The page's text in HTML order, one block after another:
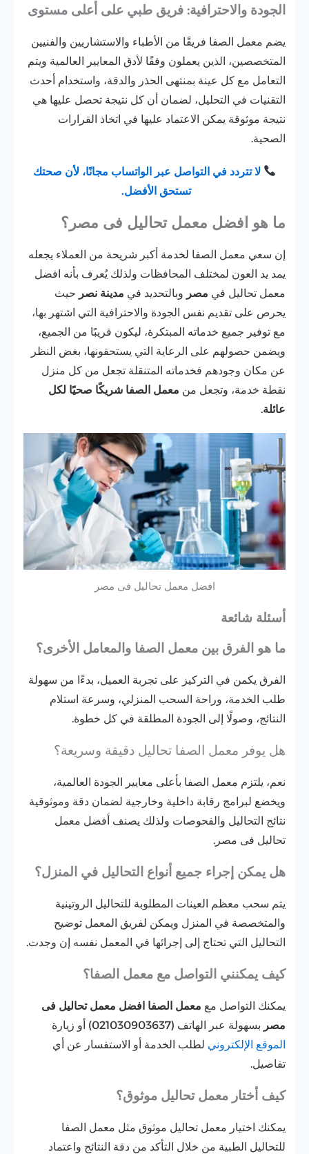
الجودة والاحترافية: فريق طبي على أعلى مستوى
يضم معمل الصفا فريقًا من الأطباء والاستشاريين والفنيين
المتخصصين، الذين يعملون وفقًا لأدق المعايير العالمية ويتم
التعامل مع كل عينة بمنتهى الحذر والدقة، واستخدام أحدث
التقنيات في التحليل، لضمان أن كل نتيجة تحصل عليها هي
نتيجة موثوقة يمكن الاعتماد عليها في اتخاذ القرارات
الصحية.
لا تتردد في التواصل عبر الواتساب مجانًا، لأن صحتك
تستحق الأفضل.
ما هو افضل معمل تحاليل فى مصر؟
إن سعي معمل الصفا لخدمة أكبر شريحة من العملاء يجعله
يمد يد العون لمختلف المحافظات ولذلك يُعرف بأنه افضل
معمل تحاليل في مصر وبالتحديد في مدينة نصر حيث
يحرص على تقديم نفس الجودة والاحترافية التي اشتهر بها،
مع توفير جميع خدماته المبتكرة، ليكون قريبًا من الجميع،
ويضمن حصولهم على الرعاية التي يستحقونها، بغض النظر
عن مكان وجودهم فخدماته المتنقلة تجعل من كل منزل
نقطة خدمة، وتجعل من معمل الصفا شريكًا صحيًا لكل
عائلة.
افضل معمل تحاليل فى مصر
أسئلة شائعة
ما هو الفرق بين معمل الصفا والمعامل الأخرى؟
الفرق يكمن في التركيز على تجربة العميل، بدءًا من سهولة
طلب الخدمة، وراحة السحب المنزلي، وسرعة استلام
النتائج، وصولًا إلى الجودة المطلقة في كل خطوة.
هل يوفر معمل الصفا تحاليل دقيقة وسريعة؟
نعم، يلتزم معمل الصفا بأعلى معايير الجودة العالمية،
ويخضع لبرامج رقابة داخلية وخارجية لضمان دقة وموثوقية
نتائج التحاليل والفحوصات ولذلك يصنف أفضل معمل
تحاليل فى مصر.
هل يمكن إجراء جميع أنواع التحاليل في المنزل؟
يتم سحب معظم العينات المطلوبة للتحاليل الروتينية
والمتخصصة في المنزل ويمكن لفريق المعمل توضيح
التحاليل التي تحتاج إلى إجرائها في المعمل نفسه إن وجدت.
كيف يمكنني التواصل مع معمل الصفا؟
يمكنك التواصل مع معمل الصفا افضل معمل تحاليل فى
مصر بسهولة عبر الهاتف (021030903637‎‏) أو زيارة
الموقع الإلكتروني لطلب الخدمة أو الاستفسار عن أي
تفاصيل.
كيف أختار معمل تحاليل موثوق؟
يمكنك اختيار معمل تحاليل موثوق مثل معمل الصفا
للتحاليل الطبية من خلال التأكد من دقة النتائج واعتماد